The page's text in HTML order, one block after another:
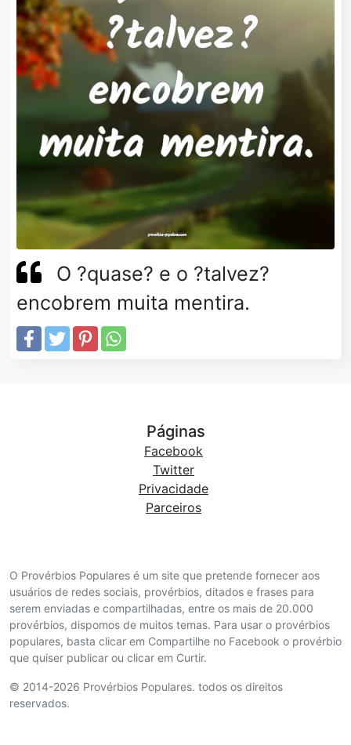
O ?quase? e o ?talvez?
encobrem muita mentira.
O Provérbios Populares é um site que pretende fornecer aos
usuários de redes sociais, provérbios, ditados e frases para
serem enviadas e compartilhadas, entre os mais de 20.000
provérbios, dispomos de muitos temas. Para usar o provérbios
populares, basta clicar em Compartilhe no Facebook o provérbio
que quiser publicar ou clicar em Curtir.
© 2014-2026 Provérbios Populares. todos os direitos
reservados.
Páginas
Facebook
Twitter
Privacidade
Parceiros